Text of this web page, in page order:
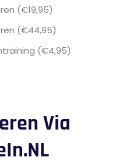
(€19,95)
(€44,95)
(€4,95)
Via